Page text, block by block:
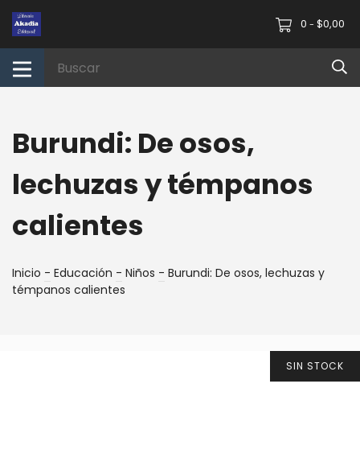
0 - $0,00
Burundi: De osos,
lechuzas y témpanos
calientes
Inicio - Educación - Niños - Burundi: De osos, lechuzas y
témpanos calientes
SIN STOCK